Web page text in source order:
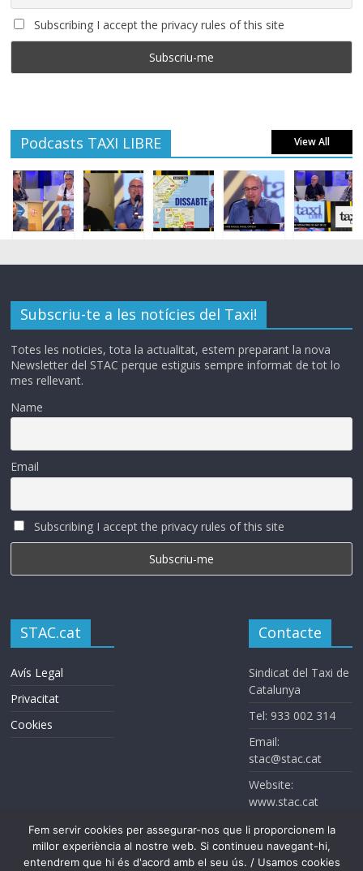
Subscribing I accept the privacy rules of this site
Podcasts TAXI LIBRE View All
Subscriu-te a les notícies del Taxi!
Totes les noticies, tota la actualitat, estem preparant la nova
Newsletter del STAC perque estiguis sempre informat de tot lo
mes rellevant.
Name
Email
Subscribing I accept the privacy rules of this site
STAC.cat
Avís Legal
Privacitat
Cookies
Contacte
Sindicat del Taxi de
Catalunya
Tel: 933 002 314
Email:
stac@stac.cat
Website:
www.stac.cat
Fem servir cookies per assegurar-nos que li proporcionem la
millor experiència al nostre web. Si continueu navegant-hi,
entendrem que hi és d'acord amb el seu ús. / Usamos cookies